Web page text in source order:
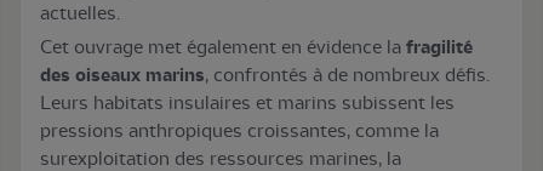
actuelles.
Cet ouvrage met également en évidence la fragilité
des oiseaux marins, confrontés à de nombreux défis.
Leurs habitats insulaires et marins subissent les
pressions anthropiques croissantes, comme la
surexploitation des ressources marines, la